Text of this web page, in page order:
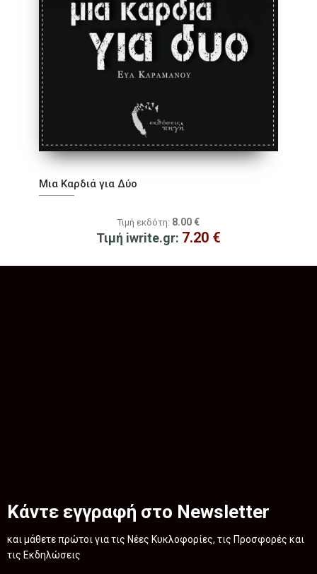
Μια Καρδιά για Δύο
Τιμή εκδότη: 8.00 €
Τιμή iwrite.gr: 7.20 €
Κάντε εγγραφή στο Newsletter
και μάθετε πρώτοι για τις Νέες Κυκλοφορίες, τις Προσφορές και
τις Εκδηλώσεις